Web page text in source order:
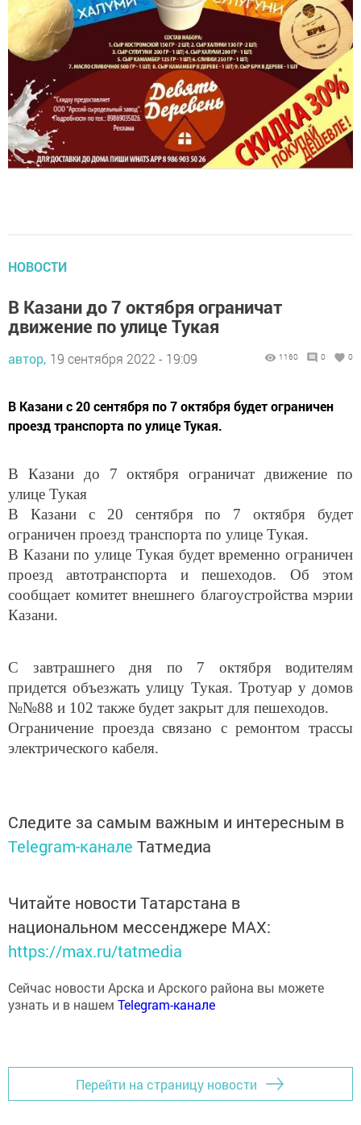
В Казани до 7 октября ограничат
движение по улице Тукая
проезд транспорта по улице Тукая.
улице Тукая
В Казани с 20 сентября по 7 октября будет
ограничен проезд транспорта по улице Тукая.
В Казани по улице Тукая будет временно ограничен
проезд автотранспорта и пешеходов. Об этом
сообщает комитет внешнего благоустройства мэрии
Казани.
придется объезжать улицу Тукая. Тротуар у домов
№№88 и 102 также будет закрыт для пешеходов.
Ограничение проезда связано с ремонтом трассы
электрического кабеля.
Telegram-каналеТатмедиа
Читайте новости Татарстана в
национальном мессенджере MАХ:
https://max.ru/tatmedia
узнать и в нашемTelegram-канале
Перейти на страницу новости